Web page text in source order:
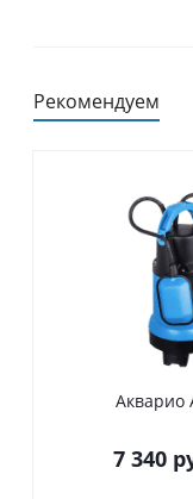
Рекомендуем
Акварио
7 340